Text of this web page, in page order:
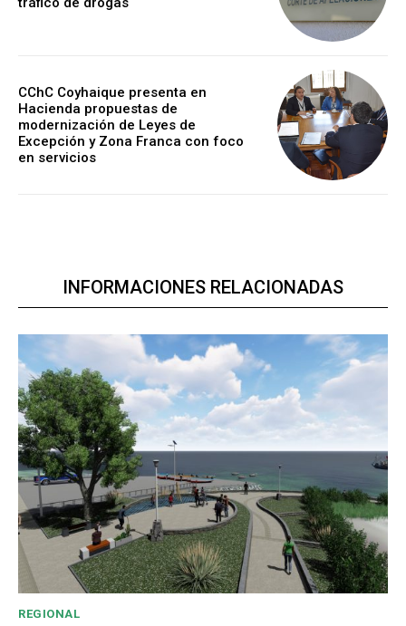
CChC Coyhaique presenta en
Hacienda propuestas de
modernización de Leyes de
Excepción y Zona Franca con foco
en servicios
INFORMACIONES RELACIONADAS
REGIONAL